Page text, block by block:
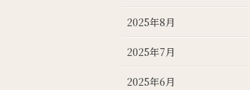
2025年8月
2025年7月
2025年6月